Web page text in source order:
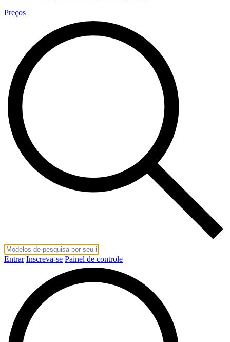
Preços
Entrar Inscreva-se Painel de controle